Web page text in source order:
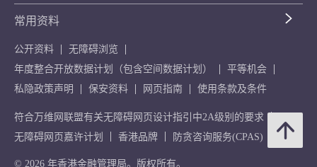
常用资料
公开资料
无障碍浏览
年度整合开放数据计划（包含空间数据计划）
平等机会
私隐政策声明
保安资料 网页指南 使用条款及条件
符合万维网联盟有关无障碍网页设计指引中2A级别的要求
无障碍网页嘉许计划
香港品牌 防贪咨询服务(CPAS)
© 2026 年香港金融管理局。版权所有。